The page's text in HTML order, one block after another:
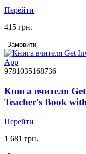
Перейти
415 грн.
Замовити
9781035168736
Книга вчителя
Teacher's Book
Перейти
1 681 грн.